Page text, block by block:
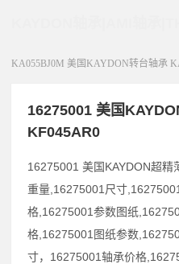
KA055BJ0M 美国KAYDON转台轴承
16275001 美国
KF045AR0
16275001 美国KAYDON超
重量,16275001尺寸
格,16275001参数图纸
格,16275001图纸参数
寸，16275001轴承价格